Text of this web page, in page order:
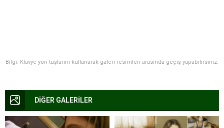
Bilgi: Klavye yön tuşlarını kullanarak galeri resimleri arasında geçiş yapabilirsiniz.
DİĞER GALERİLER